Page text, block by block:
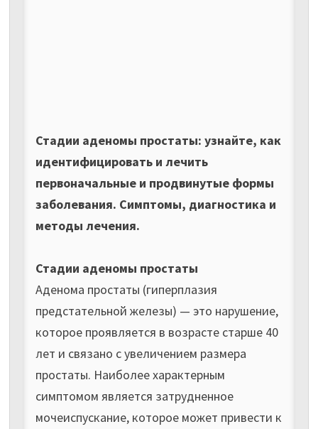
Стадии аденомы простаты: узнайте, как
идентифицировать и лечить
первоначальные и продвинутые формы
заболевания. Симптомы, диагностика и
методы лечения.
Стадии аденомы простаты
Аденома простаты (гиперплазия
предстательной железы) — это нарушение,
которое проявляется в возрасте старше 40
лет и связано с увеличением размера
простаты. Наиболее характерным
симптомом является затрудненное
мочеиспускание, которое может привести к